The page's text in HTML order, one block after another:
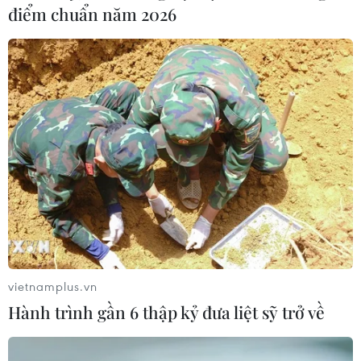
19/09/2021 00:08
Ban Tổ chức đã trao 200kg gạo, 2 tấn áo quần, 20
thùng sữa, 80 lồng đèn ông sao, 80 phần bánh kẹo
Trung Thu và khẩu trang y tế cho các cháu thiếu nhi tại
khu vực phong tỏa xã Trà Phong.
điểm chuẩn năm 2026
vietnamplus.vn
Hành trình gần 6 thập kỷ đưa liệt sỹ trở về